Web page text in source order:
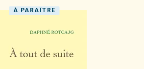
À PARAÎTRE